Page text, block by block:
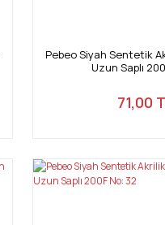
Pebeo Siyah Sentetik
Uzun Saplı
71,00